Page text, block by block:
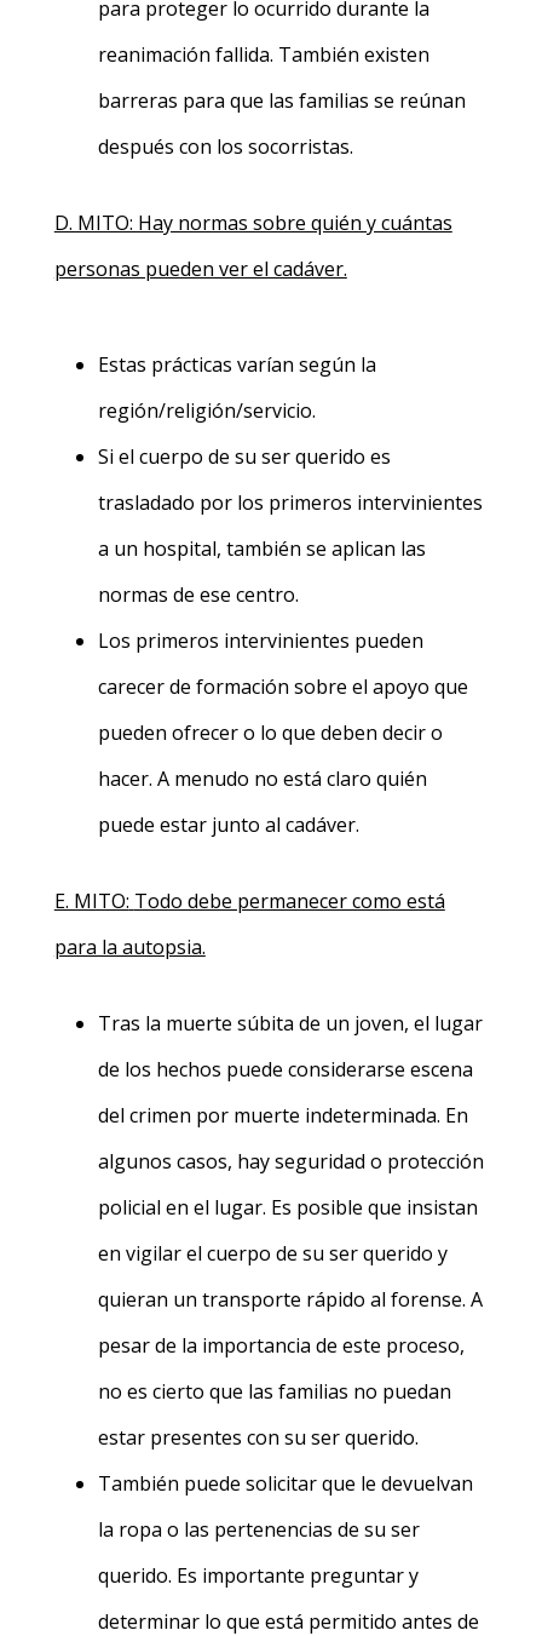
para proteger lo ocurrido durante la
reanimación fallida. También existen
barreras para que las familias se reúnan
después con los socorristas.
D. MITO: Hay normas sobre quién y cuántas
personas pueden ver el cadáver.
Estas prácticas varían según la
región/religión/servicio.
Si el cuerpo de su ser querido es
trasladado por los primeros intervinientes
a un hospital, también se aplican las
normas de ese centro.
Los primeros intervinientes pueden
carecer de formación sobre el apoyo que
pueden ofrecer o lo que deben decir o
hacer. A menudo no está claro quién
puede estar junto al cadáver.
E. MITO: Todo debe permanecer como está
para la autopsia.
Tras la muerte súbita de un joven, el lugar
de los hechos puede considerarse escena
del crimen por muerte indeterminada. En
algunos casos, hay seguridad o protección
policial en el lugar. Es posible que insistan
en vigilar el cuerpo de su ser querido y
quieran un transporte rápido al forense. A
pesar de la importancia de este proceso,
no es cierto que las familias no puedan
estar presentes con su ser querido.
También puede solicitar que le devuelvan
la ropa o las pertenencias de su ser
querido. Es importante preguntar y
determinar lo que está permitido antes de